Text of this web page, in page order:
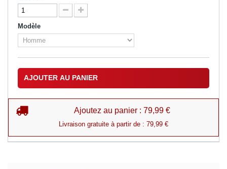
Modèle
AJOUTER AU PANIER
Ajoutez au panier : 79,99 €
Livraison gratuite à partir de : 79,99 €